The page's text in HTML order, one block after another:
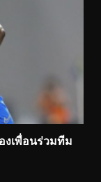
งเพื่อนร่วมทีม